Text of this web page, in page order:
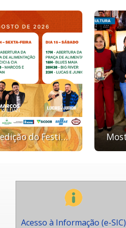
Rio Claro recebe a 5ª edição do Festival Gastronômico de Inverno nos dias 14 e 15 de agosto
Acesso à Informação (e-SIC)